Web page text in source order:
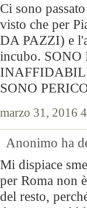
Ci sono
visto che per
DA PAZZI) e
incubo.
SONO
marzo 31, 2016
Anonimo ha
Mi dispiace
per Roma non
del resto,